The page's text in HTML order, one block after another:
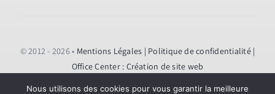
© 2012 - 2026 • Mentions Légales | Politique de confidentialité |
Office Center : Création de site web
Nous utilisons des cookies pour vous garantir la meilleure